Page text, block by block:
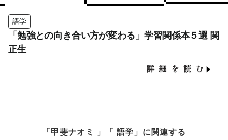
語学
「勉強との向き合い方が変わる」学習関係本５選 関
正生
「甲斐ナオミ 」「 語学」に関連する